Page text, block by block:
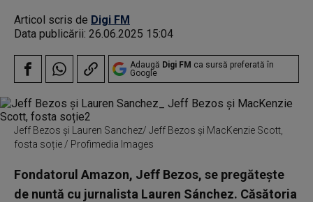
Articol scris de Digi FM
Data publicării: 26.06.2025 15:04
Adaugă Digi FM ca sursă preferată în
Google
Jeff Bezos și Lauren Sanchez/ Jeff Bezos și MacKenzie Scott,
fosta soție / Profimedia Images
Fondatorul Amazon, Jeff Bezos, se pregătește
de nuntă cu jurnalista Lauren Sánchez. Căsătoria